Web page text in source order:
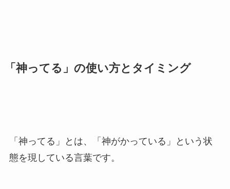
「神ってる」の使い方とタイミング
「神ってる」とは、「神がかっている」という状
態を現している言葉です。